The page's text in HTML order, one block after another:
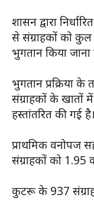
शासन द्वारा
से संग्राहकों को कुल
भुगतान किया जाना
भुगतान प्रक्रिया
संग्राहकों के खातों
हस्तांतरित की गई है।
प्राथमिक वनोपज
संग्राहकों को 1.95
कुटरू के 937